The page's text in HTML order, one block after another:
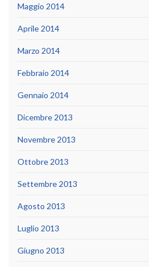
Maggio 2014
Aprile 2014
Marzo 2014
Febbraio 2014
Gennaio 2014
Dicembre 2013
Novembre 2013
Ottobre 2013
Settembre 2013
Agosto 2013
Luglio 2013
Giugno 2013